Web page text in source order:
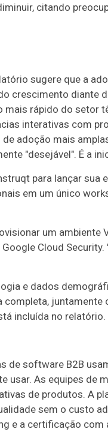
citando
sugere que a
crescimento diante
rápido do setor
interativas com
adoção mais
"desejável". É a
para lançar sua
em um único
um ambiente
Cloud
e dados
juntamente
incluída no relatório.
de software B2B
usar. As equipes de
de produtos. A
sem o custo
e a certificação com